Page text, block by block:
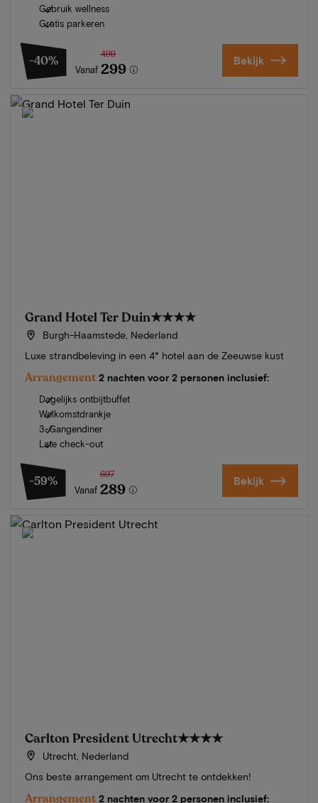
Gebruik wellness
Gratis parkeren
-40%
Vanaf
499
299 Bekijk
Grand Hotel Ter Duin★★★★
Burgh-Haamstede, Nederland
Luxe strandbeleving in een 4* hotel aan de Zeeuwse kust
Arrangement 2 nachten voor 2 personen inclusief:
Dagelijks ontbijtbuffet
Welkomstdrankje
3-Gangendiner
Late check-out
-59%
Vanaf
697
289 Bekijk
Carlton President Utrecht★★★★
Utrecht, Nederland
Ons beste arrangement om Utrecht te ontdekken!
Arrangement 2 nachten voor 2 personen inclusief: